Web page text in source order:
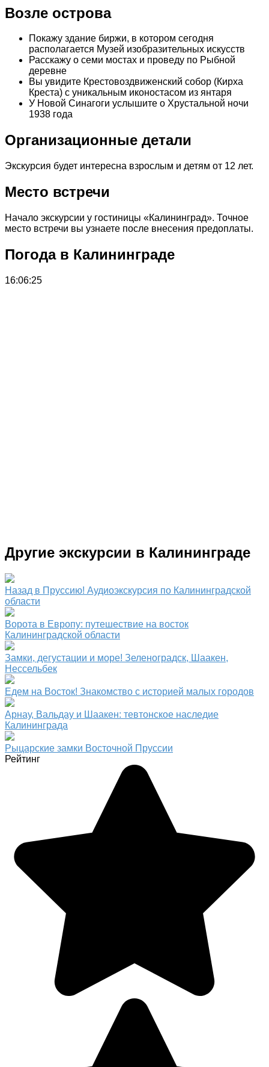
Возле острова
Покажу здание биржи, в котором сегодня
располагается Музей изобразительных искусств
Расскажу о семи мостах и проведу по Рыбной
деревне
Вы увидите Крестовоздвиженский собор (Кирха
Креста) с уникальным иконостасом из янтаря
У Новой Синагоги услышите о Хрустальной ночи
1938 года
Организационные детали
Экскурсия будет интересна взрослым и детям от 12 лет.
Место встречи
Начало экскурсии у гостиницы «Калининград». Точное
место встречи вы узнаете после внесения предоплаты.
Погода в Калининграде
16:06:25
Другие экскурсии в Калининграде
Назад в Пруссию! Аудиоэкскурсия по Калининградской
области
Ворота в Европу: путешествие на восток
Калининградской области
Замки, дегустации и море! Зеленоградск, Шаакен,
Нессельбек
Едем на Восток! Знакомство с историей малых городов
Арнау, Вальдау и Шаакен: тевтонское наследие
Калининграда
Рыцарские замки Восточной Пруссии
Рейтинг